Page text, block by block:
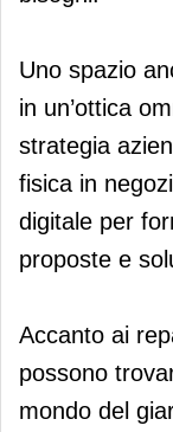
Uno spazio
in un’ottica
strategia
fisica in
digitale per
proposte e
Accanto ai
possono
mondo del